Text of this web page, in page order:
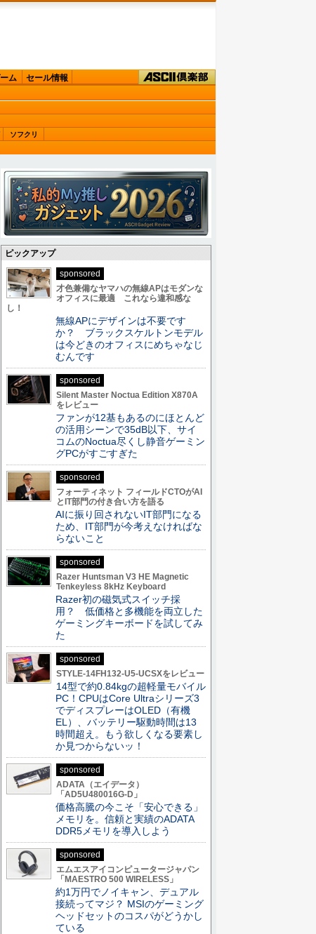
ム セール情報
ソフクリ
ピックアップ
sponsored
才色兼備なヤマハの無線APはモダンな
オフィスに最適 これなら違和感な
し！
無線APにデザインは不要です
か？ ブラックスケルトンモデル
は今どきのオフィスにめちゃなじ
むんです
sponsored
Silent Master Noctua Edition X870A
をレビュー
ファンが12基もあるのにほとんど
の活用シーンで35dB以下、サイ
コムのNoctua尽くし静音ゲーミン
グPCがすごすぎた
sponsored
フォーティネット フィールドCTOがAI
とIT部門の付き合い方を語る
AIに振り回されないIT部門になる
ため、IT部門が今考えなければな
らないこと
sponsored
Razer Huntsman V3 HE Magnetic
Tenkeyless 8kHz Keyboard
Razer初の磁気式スイッチ採
用？ 低価格と多機能を両立した
ゲーミングキーボードを試してみ
た
sponsored
STYLE-14FH132-U5-UCSXをレビュー
14型で約0.84kgの超軽量モバイル
PC！CPUはCore Ultraシリーズ3
でディスプレーはOLED（有機
EL）、バッテリー駆動時間は13
時間超え。もう欲しくなる要素し
か見つからないッ！
sponsored
ADATA（エイデータ）
「AD5U480016G-D」
価格高騰の今こそ「安心できる」
メモリを。信頼と実績のADATA
DDR5メモリを導入しよう
sponsored
エムエスアイコンピュータージャパン
「MAESTRO 500 WIRELESS」
約1万円でノイキャン、デュアル
接続ってマジ？ MSIのゲーミング
ヘッドセットのコスパがどうかし
ている